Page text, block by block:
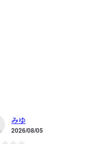
みゆ
2026/08/05